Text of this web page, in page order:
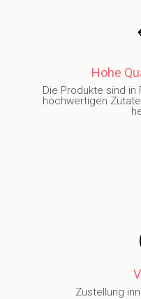
Hohe
Die Produkte sind in
hochwertigen
Zustellung